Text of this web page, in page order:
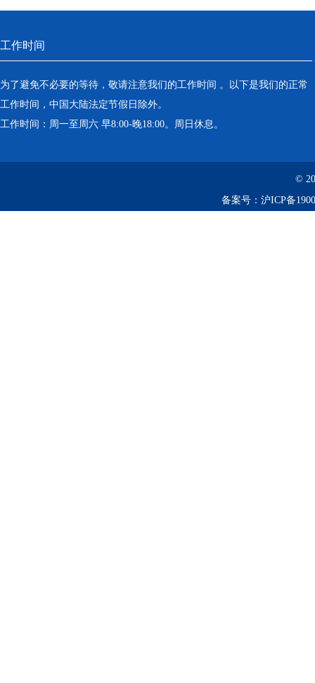
工作时间
为了避免不必要的等待，敬请注意我们的工作时间 。以下是我们的正常
工作时间，中国大陆法定节假日除外。
工作时间：周一至周六 早8:00-晚18:00。周日休息。
©
备案号： 沪ICP备